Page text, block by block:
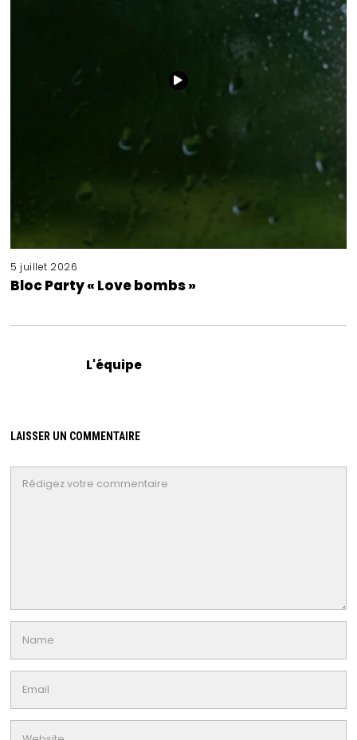
5 juillet 2026
Bloc Party « Love bombs »
L'équipe
LAISSER UN COMMENTAIRE